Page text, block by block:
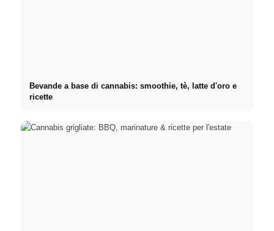
Bevande a base di cannabis: smoothie, tè, latte d'oro e
ricette